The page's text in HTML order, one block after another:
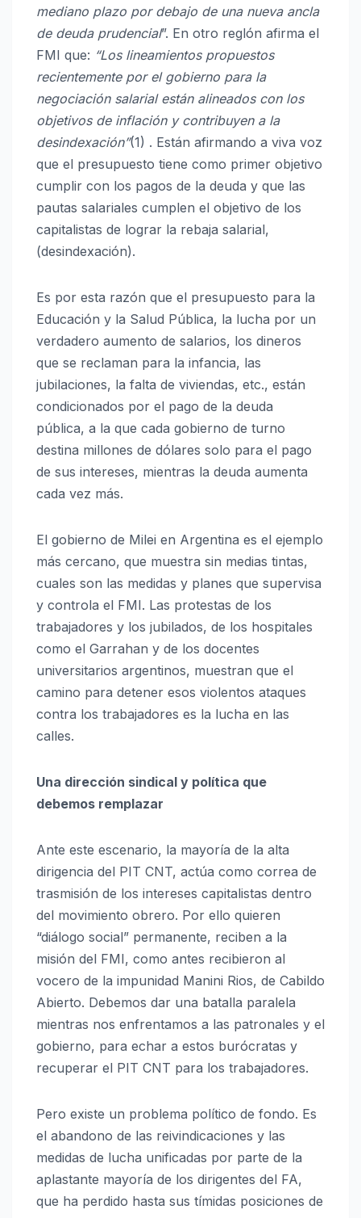
mediano plazo por debajo de una nueva ancla
de deuda prudencial”. En otro reglón afirma el
FMI que: “Los lineamientos propuestos
recientemente por el gobierno para la
negociación salarial están alineados con los
objetivos de inflación y contribuyen a la
desindexación”(1) . Están afirmando a viva voz
que el presupuesto tiene como primer objetivo
cumplir con los pagos de la deuda y que las
pautas salariales cumplen el objetivo de los
capitalistas de lograr la rebaja salarial,
(desindexación).
Es por esta razón que el presupuesto para la
Educación y la Salud Pública, la lucha por un
verdadero aumento de salarios, los dineros
que se reclaman para la infancia, las
jubilaciones, la falta de viviendas, etc., están
condicionados por el pago de la deuda
pública, a la que cada gobierno de turno
destina millones de dólares solo para el pago
de sus intereses, mientras la deuda aumenta
cada vez más.
El gobierno de Milei en Argentina es el ejemplo
más cercano, que muestra sin medias tintas,
cuales son las medidas y planes que supervisa
y controla el FMI. Las protestas de los
trabajadores y los jubilados, de los hospitales
como el Garrahan y de los docentes
universitarios argentinos, muestran que el
camino para detener esos violentos ataques
contra los trabajadores es la lucha en las
calles.
Una dirección sindical y política que
debemos remplazar
Ante este escenario, la mayoría de la alta
dirigencia del PIT CNT, actúa como correa de
trasmisión de los intereses capitalistas dentro
del movimiento obrero. Por ello quieren
“diálogo social” permanente, reciben a la
misión del FMI, como antes recibieron al
vocero de la impunidad Manini Rios, de Cabildo
Abierto. Debemos dar una batalla paralela
mientras nos enfrentamos a las patronales y el
gobierno, para echar a estos burócratas y
recuperar el PIT CNT para los trabajadores.
Pero existe un problema político de fondo. Es
el abandono de las reivindicaciones y las
medidas de lucha unificadas por parte de la
aplastante mayoría de los dirigentes del FA,
que ha perdido hasta sus tímidas posiciones de